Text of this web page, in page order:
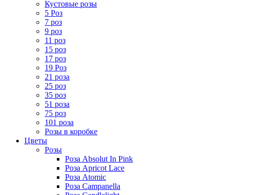
Кустовые розы
5 Роз
7 роз
9 роз
11 роз
15 роз
17 роз
19 Роз
21 роза
25 роз
35 роз
51 роза
75 роз
101 роза
Розы в коробке
Цветы
Розы
Роза Absolut In Pink
Роза Apricot Lace
Роза Atomic
Роза Campanella